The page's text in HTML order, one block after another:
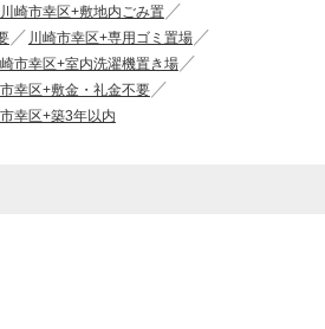
川崎市幸区+敷地内ごみ置
川崎市幸区+専用ゴミ置場
市幸区+室内洗濯機置き場
幸区+敷金・礼金不要
幸区+築3年以内